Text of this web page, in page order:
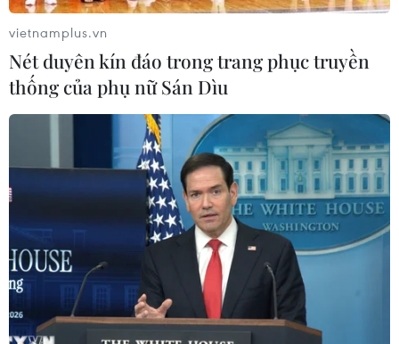
vietnamplus.vn
Nét duyên kín đáo trong trang phục truyền
thống của phụ nữ Sán Dìu